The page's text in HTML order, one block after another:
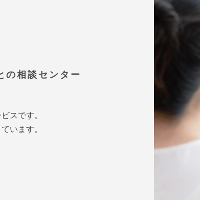
の相談センター
スです。
います。